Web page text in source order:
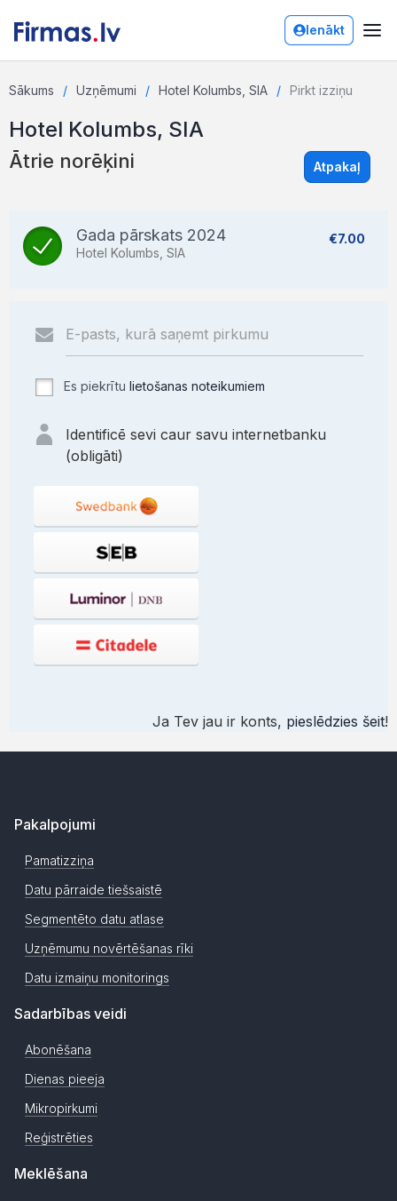
Ienākt
Sākums Uzņēmumi Hotel Kolumbs, SIA Pirkt izziņu
Hotel Kolumbs, SIA
Ātrie norēķini Atpakaļ
Gada pārskats 2024
Hotel Kolumbs, SIA
€7.00
Es piekrītu lietošanas noteikumiem
Identificē sevi caur savu internetbanku
(obligāti)
Ja Tev jau ir konts, pieslēdzies šeit!
Pakalpojumi
Pamatizziņa
Datu pārraide tiešsaistē
Segmentēto datu atlase
Uzņēmumu novērtēšanas rīki
Datu izmaiņu monitorings
Sadarbības veidi
Abonēšana
Dienas pieeja
Mikropirkumi
Reģistrēties
Meklēšana